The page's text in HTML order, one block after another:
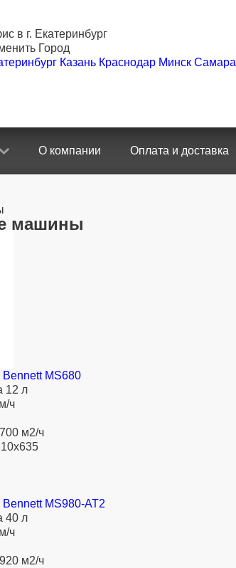
в г. Екатеринбург
Город
Казань Краснодар Минск Самара
О компании Оплата и доставка
машины
MS680
12 л
ч
м2/ч
MS980-AT2
40 л
ч
м2/ч